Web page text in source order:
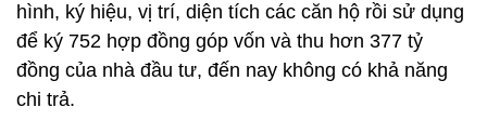
hình, ký hiệu, vị trí, diện tích các căn hộ rồi sử dụng
để ký 752 hợp đồng góp vốn và thu hơn 377 tỷ
đồng của nhà đầu tư, đến nay không có khả năng
chi trả.